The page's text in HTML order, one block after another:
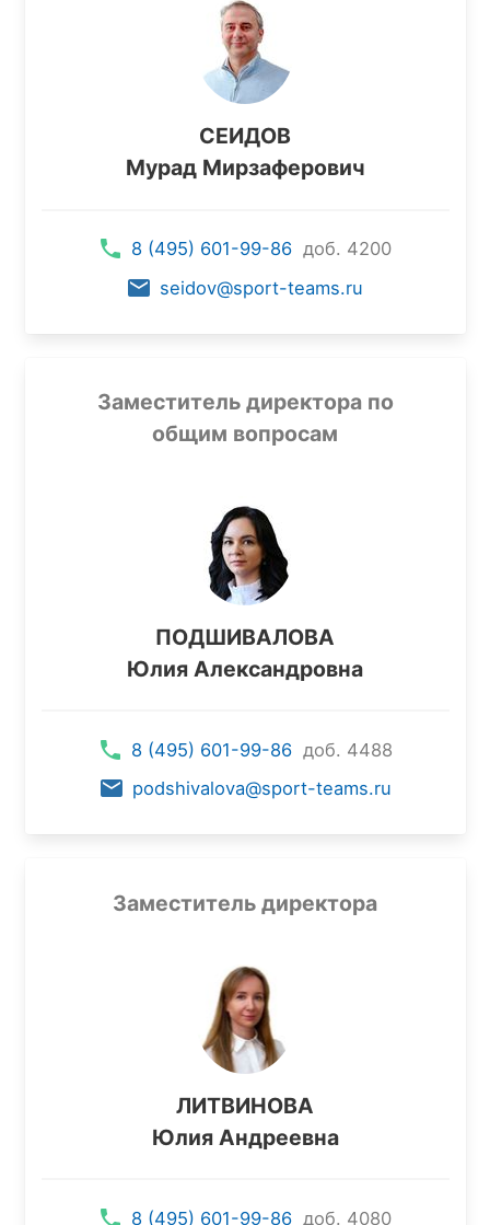
СЕИДОВ
Мурад Мирзаферович
8 (495) 601-99-86 доб. 4200
seidov@sport-teams.ru
Заместитель директора по
общим вопросам
ПОДШИВАЛОВА
Юлия Александровна
8 (495) 601-99-86 доб. 4488
podshivalova@sport-teams.ru
Заместитель директора
ЛИТВИНОВА
Юлия Андреевна
8 (495) 601-99-86 доб. 4080